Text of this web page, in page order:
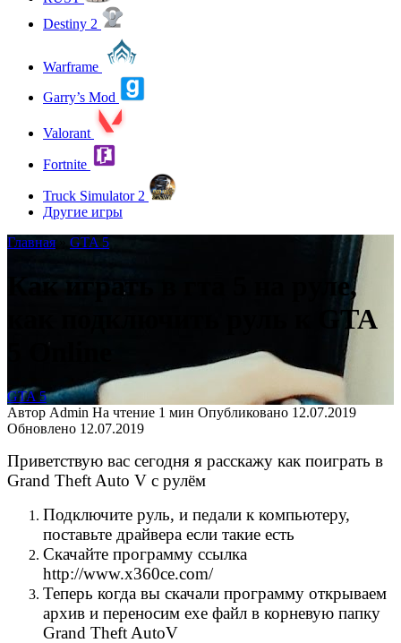
Destiny 2
Warframe
Garry’s Mod
Valorant
Fortnite
Truck Simulator 2
Другие игры
Главная
GTA 5
Как играть в гта 5 на руле,
как подключить руль к GTA
5 Online
GTA 5
Автор Admin На чтение 1 мин Опубликовано 12.07.2019
Обновлено 12.07.2019
Приветствую вас сегодня я расскажу как поиграть в
Grand Theft Auto V с рулём
Подключите руль, и педали к компьютеру,
поставьте драйвера если такие есть
Cкачайте программу ссылка
http://www.x360ce.com/
Теперь когда вы скачали программу открываем
архив и переносим exe файл в корневую папку
Grand Theft AutoV